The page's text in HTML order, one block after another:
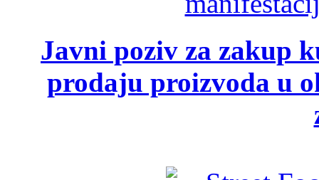
Javni poziv za zakup
prodaju proizvoda u